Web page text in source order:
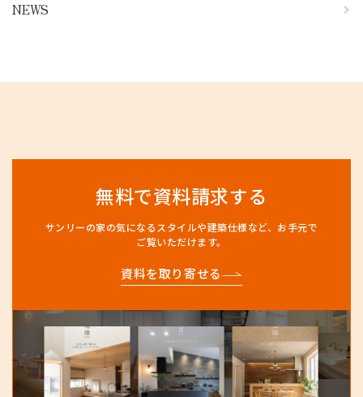
NEWS
無料で資料請求する
サンリーの家の気になるスタイルや建築仕様など、 お手元で
ご覧いただけます。
資料を取り寄せる